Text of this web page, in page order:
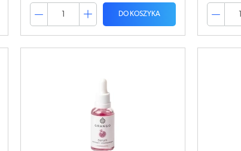
DO KOSZYKA